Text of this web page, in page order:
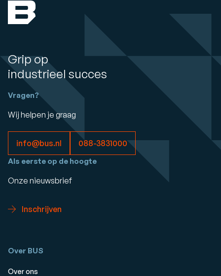
Grip op
industrieel succes
Vragen?
Wij helpen je graag
info@bus.nl 088-3831000
Als eerste op de hoogte
Onze nieuwsbrief
Inschrijven
Over BUS
Over ons